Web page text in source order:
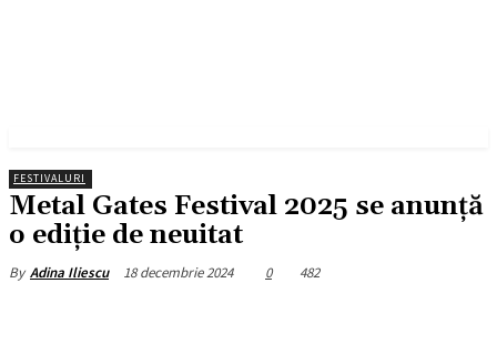
FESTIVALURI
Metal Gates Festival 2025 se anunță
o ediție de neuitat
By Adina Iliescu 18 decembrie 2024 0 482